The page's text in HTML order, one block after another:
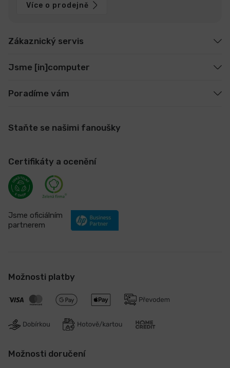
Více o prodejně
Zákaznický servis
Jsme [in]computer
Poradíme vám
Staňte se našimi fanoušky
Certifikáty a ocenění
Jsme oficiálním
partnerem
Možnosti platby
Možnosti doručení